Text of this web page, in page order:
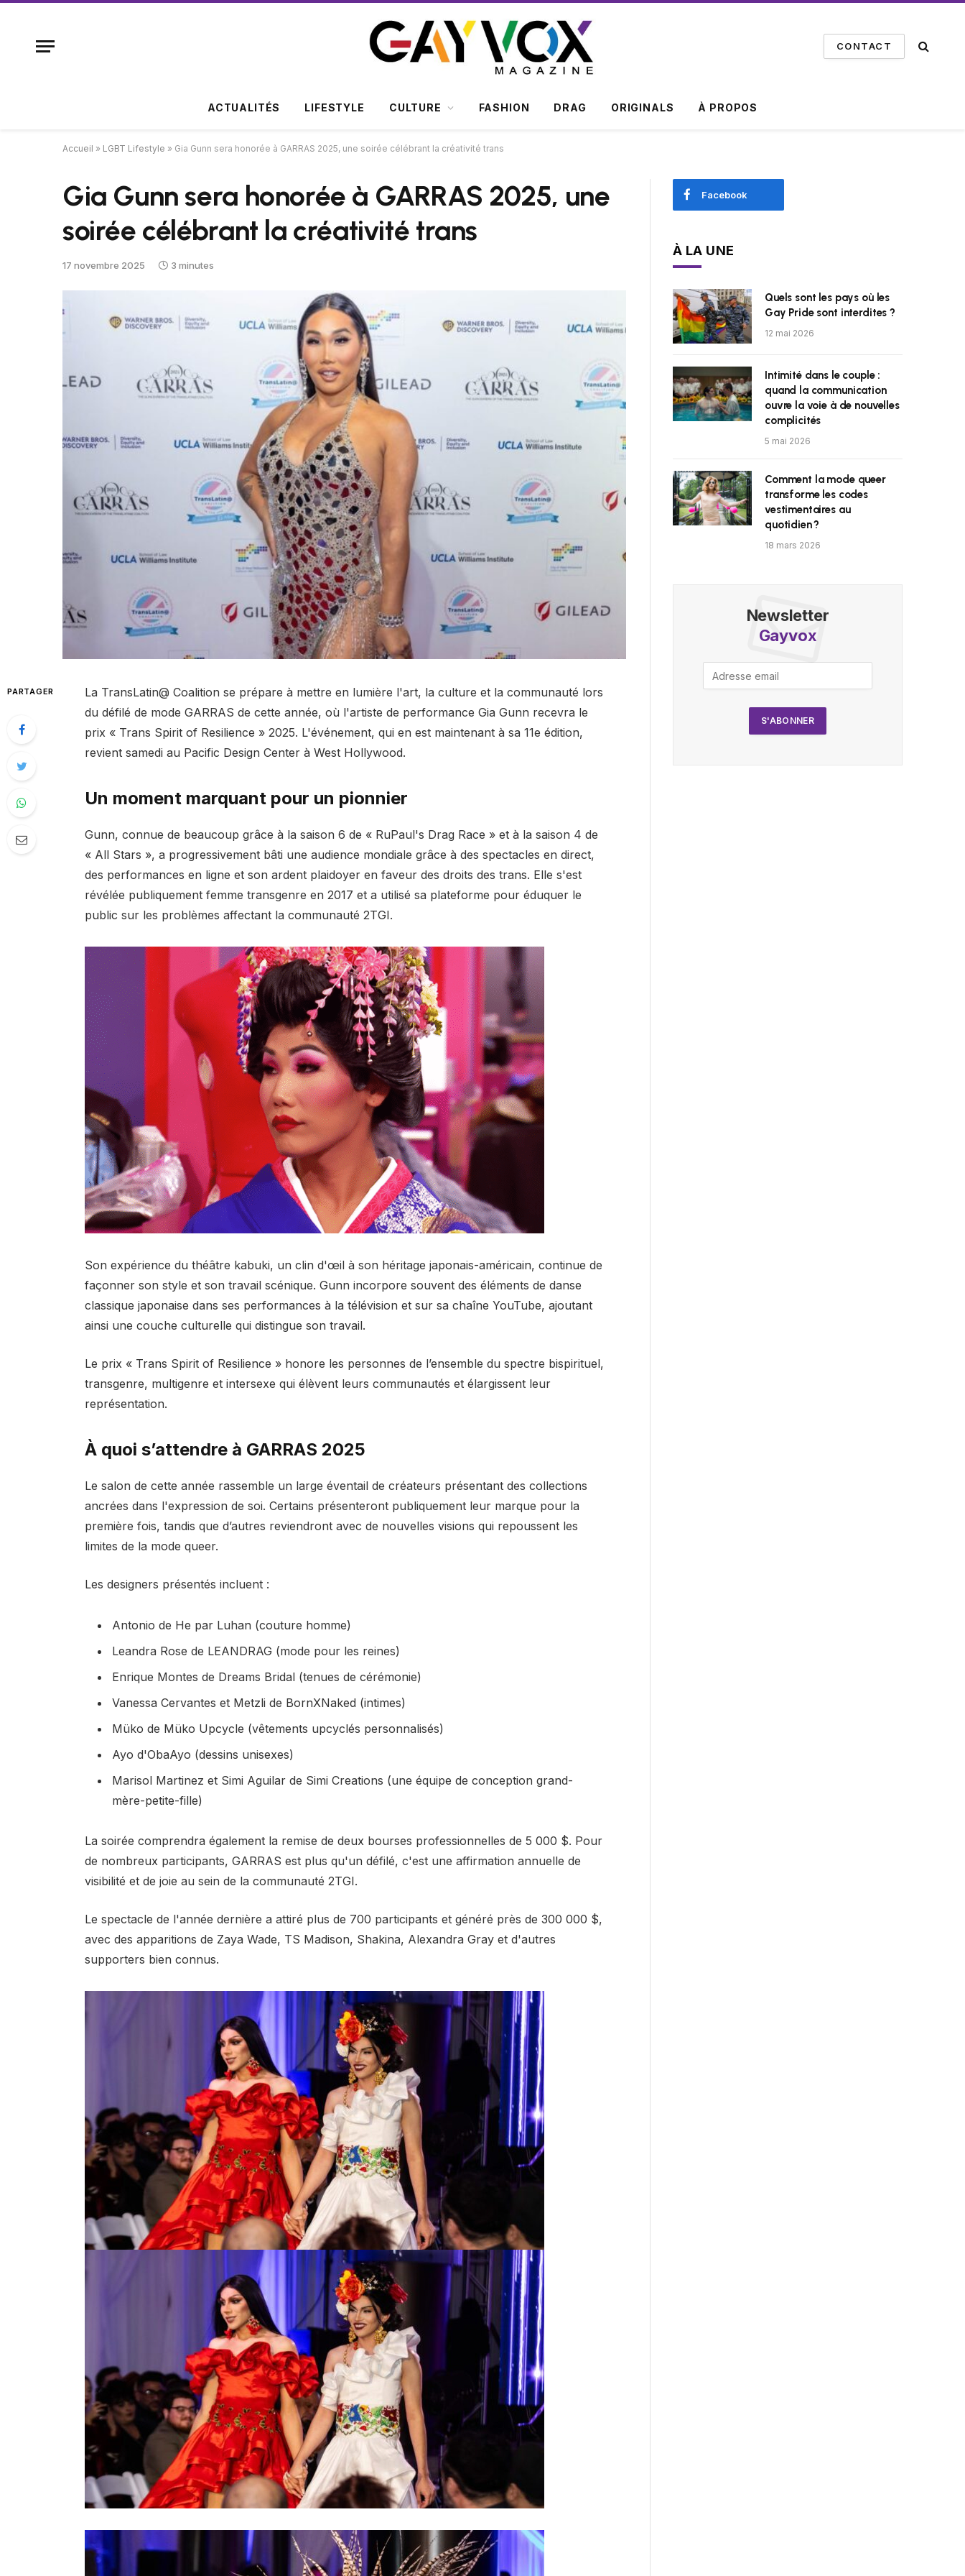
CONTACT
ACTUALITÉS LIFESTYLE CULTURE FASHION DRAG ORIGINALS À PROPOS
Accueil » LGBT Lifestyle » Gia Gunn sera honorée à GARRAS 2025, une soirée célébrant la créativité trans
Gia Gunn sera honorée à GARRAS 2025, une
soirée célébrant la créativité trans
17 novembre 2025 3 minutes
PARTAGER
La TransLatin@ Coalition se prépare à mettre en lumière l'art, la culture et la communauté lors
du défilé de mode GARRAS de cette année, où l'artiste de performance Gia Gunn recevra le
prix « Trans Spirit of Resilience » 2025. L'événement, qui en est maintenant à sa 11e édition,
revient samedi au Pacific Design Center à West Hollywood.
Un moment marquant pour un pionnier
Gunn, connue de beaucoup grâce à la saison 6 de « RuPaul's Drag Race » et à la saison 4 de
« All Stars », a progressivement bâti une audience mondiale grâce à des spectacles en direct,
des performances en ligne et son ardent plaidoyer en faveur des droits des trans. Elle s'est
révélée publiquement femme transgenre en 2017 et a utilisé sa plateforme pour éduquer le
public sur les problèmes affectant la communauté 2TGI.
Son expérience du théâtre kabuki, un clin d'œil à son héritage japonais-américain, continue de
façonner son style et son travail scénique. Gunn incorpore souvent des éléments de danse
classique japonaise dans ses performances à la télévision et sur sa chaîne YouTube, ajoutant
ainsi une couche culturelle qui distingue son travail.
Le prix « Trans Spirit of Resilience » honore les personnes de l’ensemble du spectre bispirituel,
transgenre, multigenre et intersexe qui élèvent leurs communautés et élargissent leur
représentation.
À quoi s’attendre à GARRAS 2025
Le salon de cette année rassemble un large éventail de créateurs présentant des collections
ancrées dans l'expression de soi. Certains présenteront publiquement leur marque pour la
première fois, tandis que d’autres reviendront avec de nouvelles visions qui repoussent les
limites de la mode queer.
Les designers présentés incluent :
Antonio de He par Luhan (couture homme)
Leandra Rose de LEANDRAG (mode pour les reines)
Enrique Montes de Dreams Bridal (tenues de cérémonie)
Vanessa Cervantes et Metzli de BornXNaked (intimes)
Müko de Müko Upcycle (vêtements upcyclés personnalisés)
Ayo d'ObaAyo (dessins unisexes)
Marisol Martinez et Simi Aguilar de Simi Creations (une équipe de conception grand-
mère-petite-fille)
La soirée comprendra également la remise de deux bourses professionnelles de 5 000 $. Pour
de nombreux participants, GARRAS est plus qu'un défilé, c'est une affirmation annuelle de
visibilité et de joie au sein de la communauté 2TGI.
Le spectacle de l'année dernière a attiré plus de 700 participants et généré près de 300 000 $,
avec des apparitions de Zaya Wade, TS Madison, Shakina, Alexandra Gray et d'autres
supporters bien connus.
Facebook
À LA UNE
Quels sont les pays où les
Gay Pride sont interdites ?
12 mai 2026
Intimité dans le couple :
quand la communication
ouvre la voie à de nouvelles
complicités
5 mai 2026
Comment la mode queer
transforme les codes
vestimentaires au
quotidien ?
18 mars 2026
Newsletter
Gayvox